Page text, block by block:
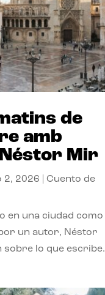
de
amb
Mir
2, 2026
Cuento de
en una ciudad como
un autor, Néstor
sobre lo que escribe.